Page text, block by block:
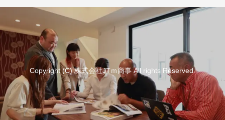
Copyright (C) 株式会社JTｍ商事 All rights Reserved.